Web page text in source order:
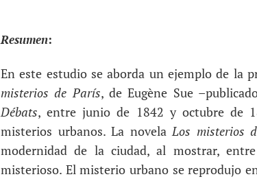
Resumen:
En este estudio se aborda un ejemplo de la
misterios de París, de Eugène Sue
Débats, entre junio de 1842 y octubre de
misterios urbanos. La novelaLos misterios
modernidad de la ciudad, al mostrar,
misterioso. El misterio urbano se reprodujo